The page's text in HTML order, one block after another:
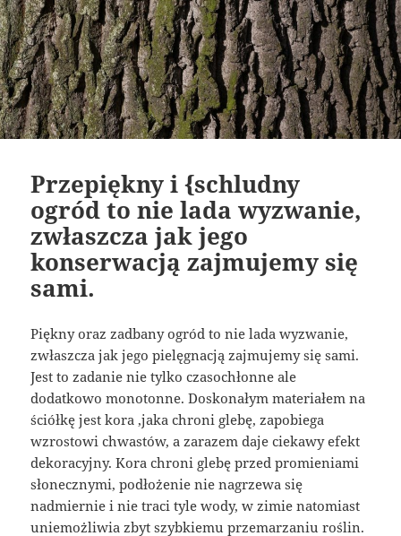
Przepiękny i {schludny
ogród to nie lada wyzwanie,
zwłaszcza jak jego
konserwacją zajmujemy się
sami.
Piękny oraz zadbany ogród to nie lada wyzwanie,
zwłaszcza jak jego pielęgnacją zajmujemy się sami.
Jest to zadanie nie tylko czasochłonne ale
dodatkowo monotonne. Doskonałym materiałem na
ściółkę jest kora ,jaka chroni glebę, zapobiega
wzrostowi chwastów, a zarazem daje ciekawy efekt
dekoracyjny. Kora chroni glebę przed promieniami
słonecznymi, podłożenie nie nagrzewa się
nadmiernie i nie traci tyle wody, w zimie natomiast
uniemożliwia zbyt szybkiemu przemarzaniu roślin.